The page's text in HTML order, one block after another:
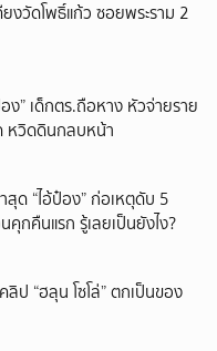
ยงวัดโพธิ์แก้ว ซอยพระราม 2
ง” เด็กตร.ถือหาง หัวจ่ายราย
หวิดดินกลบหน้า
สุด “ไอ้ป๋อง” ก่อเหตุดับ 5
กคืนแรก รู้เลยเป็นยังไง?
ป “ฮลุน โซโล่” ตกเป็นของ